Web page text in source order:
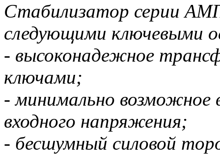
Стабилизатор серии
следующими ключевыми
- высоконадежное
ключами;
- минимально возможное
входного напряжения;
- бесшумный силовой